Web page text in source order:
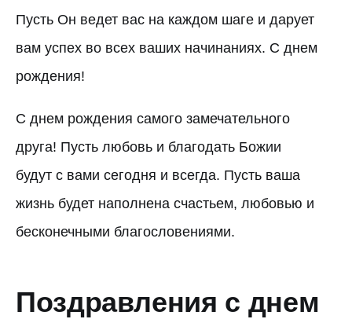
Пусть Он ведет вас на каждом шаге и дарует
вам успех во всех ваших начинаниях. С днем
рождения!
С днем рождения самого замечательного
друга! Пусть любовь и благодать Божии
будут с вами сегодня и всегда. Пусть ваша
жизнь будет наполнена счастьем, любовью и
бесконечными благословениями.
Поздравления с днем